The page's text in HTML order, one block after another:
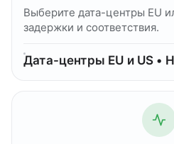
Выберите дата-центры EU
задержки и соответствия.
Дата-центры EU и US •